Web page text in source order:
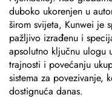
duboko ukorenjen u
širom svijeta, Kunwei je
pažljivo izrađenu i
apsolutno ključnu ulogu
trajnosti i povećanju
sistema za povezivanje,
dostignuća danas.